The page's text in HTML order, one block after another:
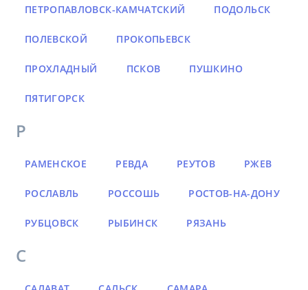
ПЕТРОПАВЛОВСК-КАМЧАТСКИЙ ПОДОЛЬСК
ПОЛЕВСКОЙ ПРОКОПЬЕВСК
ПРОХЛАДНЫЙ ПСКОВ ПУШКИНО
ПЯТИГОРСК
Р
РАМЕНСКОЕ РЕВДА РЕУТОВ РЖЕВ
РОСЛАВЛЬ РОССОШЬ РОСТОВ-НА-ДОНУ
РУБЦОВСК РЫБИНСК РЯЗАНЬ
С